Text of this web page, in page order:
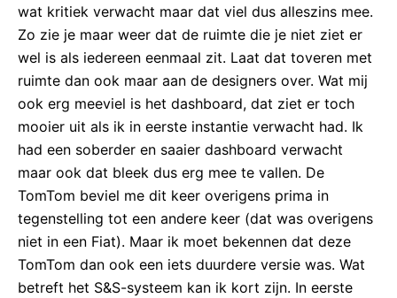
wat kritiek verwacht maar dat viel dus alleszins mee.
Zo zie je maar weer dat de ruimte die je niet ziet er
wel is als iedereen eenmaal zit. Laat dat toveren met
ruimte dan ook maar aan de designers over. Wat mij
ook erg meeviel is het dashboard, dat ziet er toch
mooier uit als ik in eerste instantie verwacht had. Ik
had een soberder en saaier dashboard verwacht
maar ook dat bleek dus erg mee te vallen. De
TomTom beviel me dit keer overigens prima in
tegenstelling tot een andere keer (dat was overigens
niet in een Fiat). Maar ik moet bekennen dat deze
TomTom dan ook een iets duurdere versie was. Wat
betreft het S&S-systeem kan ik kort zijn. In eerste